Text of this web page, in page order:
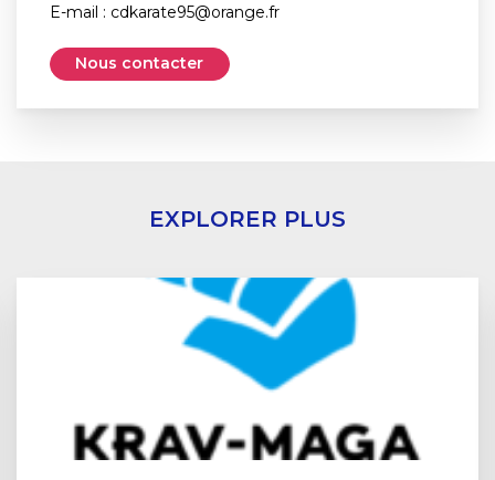
E-mail : cdkarate95@orange.fr
Nous contacter
EXPLORER PLUS